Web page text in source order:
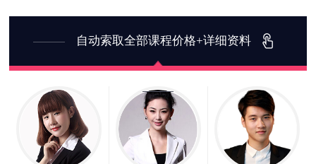
自动索取全部课程价格+详细资料